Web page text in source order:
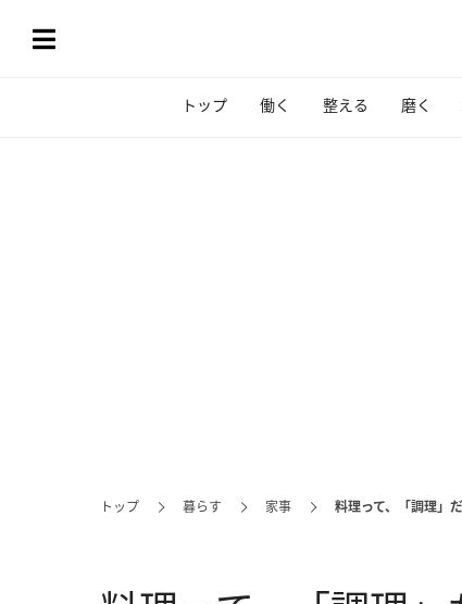
トップ 働く 整える 磨く
トップ 暮らす 家事 料理って、「調理」